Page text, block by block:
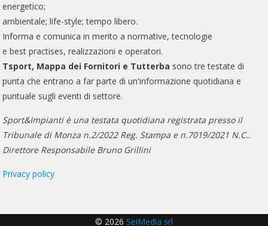
energetico;
ambientale; life-style; tempo libero.
Informa e comunica in merito a normative, tecnologie
e best practises, realizzazioni e operatori.
Tsport, Mappa dei Fornitori e Tutterba sono tre testate di
punta che entrano a far parte di un'informazione quotidiana e
puntuale sugli eventi di settore.
Sport&Impianti è una testata quotidiana registrata presso il
Tribunale di Monza n.2/2022 Reg. Stampa e n.7019/2021 N.C..
Direttore Responsabile Bruno Grillini
Privacy policy
© 2026 SeiMedia srl